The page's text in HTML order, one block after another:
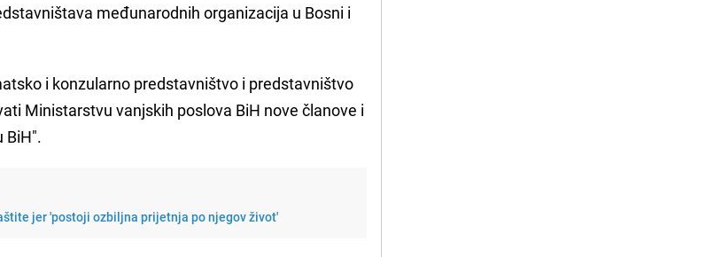
međunarodnih organizacija u Bosni i
i konzularno predstavništvo i predstavništvo
Ministarstvu vanjskih poslova BiH nove članove i
BiH".
jer 'postoji ozbiljna prijetnja po njegov život'